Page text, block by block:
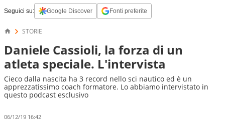
Seguici su: Google Discover Fonti preferite
STORIE
Daniele Cassioli, la forza di un
atleta speciale. L'intervista
Cieco dalla nascita ha 3 record nello sci nautico ed è un
apprezzatissimo coach formatore. Lo abbiamo intervistato in
questo podcast esclusivo
06/12/19 16:42